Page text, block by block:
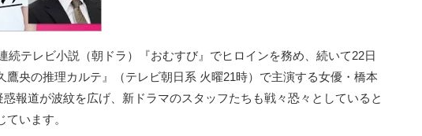
続テレビ小説（朝ドラ）『おむすび』でヒロインを務め、続いて22日
鷹央の推理カルテ』（テレビ朝日系 火曜21時）で主演する女優・橋本
報道が波紋を広げ、新ドラマのスタッフたちも戦々恐々としていると
います。